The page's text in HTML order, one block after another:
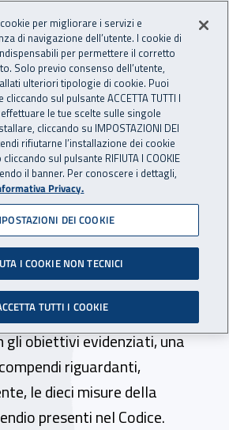
Nazionale
Apri cerca
principale
trovi in:
Pubblicazioni Catalogo generale
prevenzione
di carattere introduttivo, si
generale relativa agli
progettuale offerti dal
sviluppati, in seguito, secondo
gli obiettivi evidenziati, una
riguardanti,
le dieci misure della
presenti nel Codice.
per migliorare i servizi e
di navigazione dell’utente. I cookie di
per permettere il corretto
Solo previo consenso dell’utente,
ulteriori tipologie di cookie. Puoi
sul pulsante ACCETTA TUTTI I
effettuare le tue scelte sulle singole
cliccando su IMPOSTAZIONI DEI
rifiutarne l’installazione dei cookie
sul pulsante RIFIUTA I COOKIE
il banner. Per conoscere i dettagli,
Privacy.
DEI COOKIE
I COOKIE NON TECNICI
TUTTI I COOKIE